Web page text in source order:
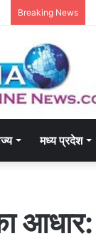
Breaking News
मध्य प्रदेश